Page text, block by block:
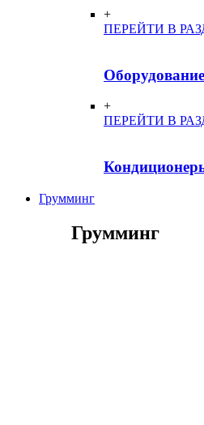
+
ПЕРЕЙТИ В
Оборудование
+
ПЕРЕЙТИ В
Грумминг
Грумминг